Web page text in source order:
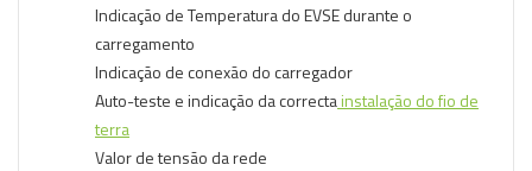
Indicação de Temperatura do EVSE durante o
carregamento
Indicação de conexão do carregador
Auto-teste e indicação da correctainstalação do fio de
terra
Valor de tensão da rede